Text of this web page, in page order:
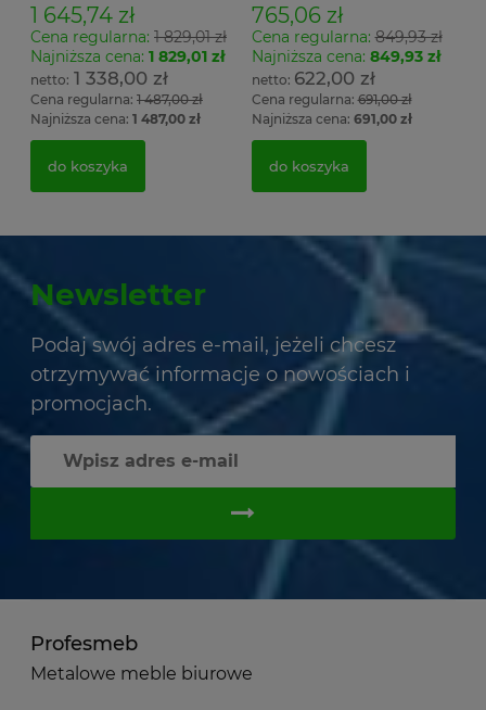
1 645,74 zł
Cena regularna: 1 829,01 zł
Najniższa cena: 1 829,01 zł
1 338,00 zł
Cena regularna: 1 487,00 zł
Najniższa cena: 1 487,00 zł
do koszyka
765,06 zł
Cena regularna:849,93 zł
Najniższa cena: 849,93 zł
622,00 zł
Cena regularna:691,00 zł
Najniższa cena: 691,00 zł
do koszyka
Newsletter
Podaj swój adres e-mail, jeżeli chcesz
otrzymywać informacje o nowościach i
promocjach.
Profesmeb
Metalowe meble biurowe